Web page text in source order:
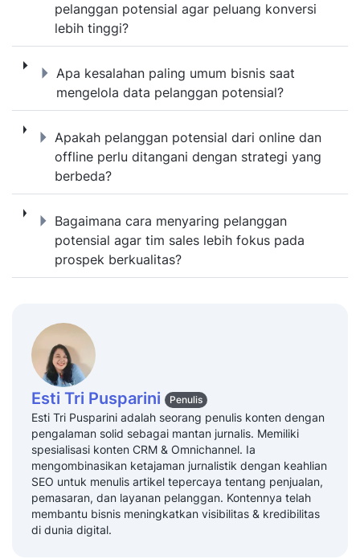
pelanggan potensial agar peluang konversi
lebih tinggi?
Apa kesalahan paling umum bisnis saat
mengelola data pelanggan potensial?
Apa kesalahan paling umum bisnis saat
Apakah pelanggan potensial dari online dan
offline perlu ditangani dengan strategi yang
berbeda?
Apakah pelanggan potensial dari online
Bagaimana cara menyaring pelanggan
potensial agar tim sales lebih fokus pada
prospek berkualitas?
Bagaimana cara menyaring pelanggan
Esti Tri Pusparini Penulis
Esti Tri Pusparini adalah seorang penulis konten dengan
pengalaman solid sebagai mantan jurnalis. Memiliki
spesialisasi konten CRM & Omnichannel. Ia
mengombinasikan ketajaman jurnalistik dengan keahlian
SEO untuk menulis artikel tepercaya tentang penjualan,
pemasaran, dan layanan pelanggan. Kontennya telah
membantu bisnis meningkatkan visibilitas & kredibilitas
di dunia digital.